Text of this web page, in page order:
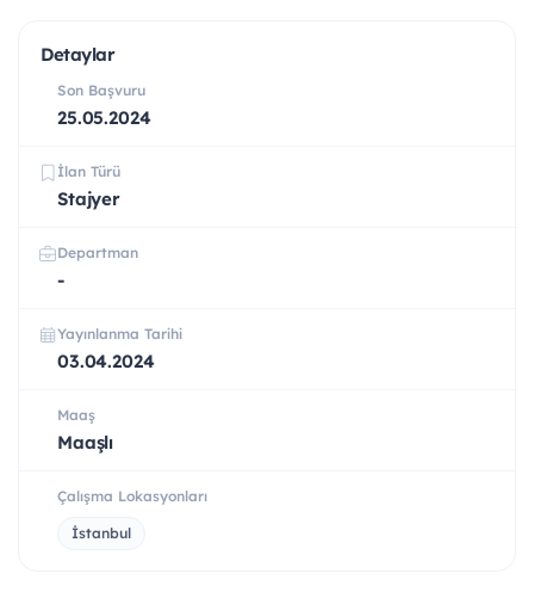
Detaylar
Son Başvuru
25.05.2024
İlan Türü
Stajyer
Departman
-
Yayınlanma Tarihi
03.04.2024
Maaş
Maaşlı
Çalışma Lokasyonları
İstanbul